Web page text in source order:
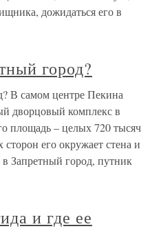
дожидаться его в
город?
В самом центре Пекина
дворцовый комплекс в
площадь – целых 720 тысяч
его окружает стена и
Запретный город, путник
и где ее